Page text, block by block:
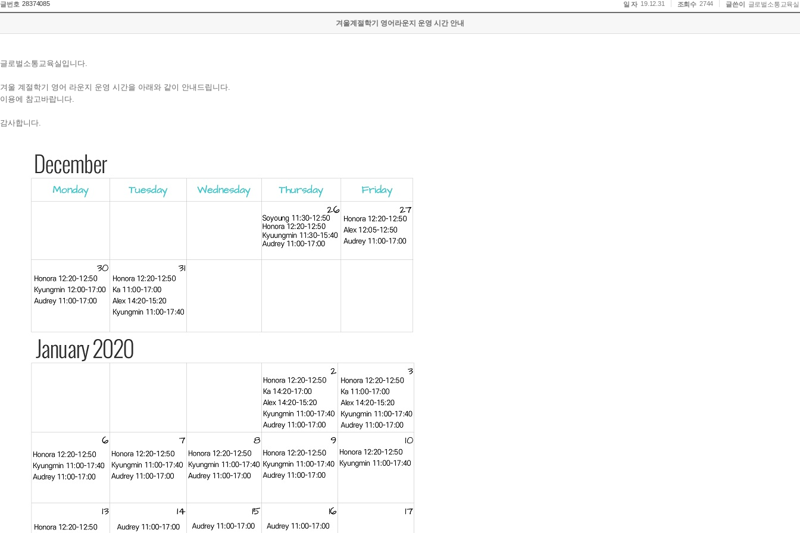
글번호 28374085 일 자 19.12.31 조회수 2744 글쓴이 글로벌소통교육실
겨울계절학기 영어라운지 운영 시간 안내
글로벌소통교육실입니다.
겨울 계절학기 영어 라운지 운영 시간을 아래와 같이 안내드립니다.
이용에 참고바랍니다.
감사합니다.